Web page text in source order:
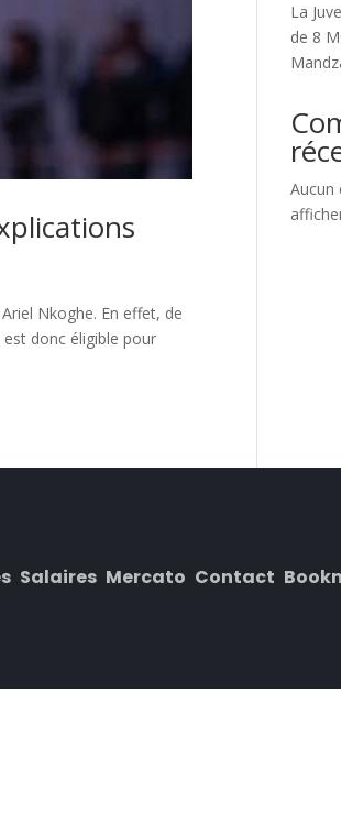
Nkoghe. En effet, de
donc éligible pour
La
de 8
Aucun
Salaires Mercato Contact